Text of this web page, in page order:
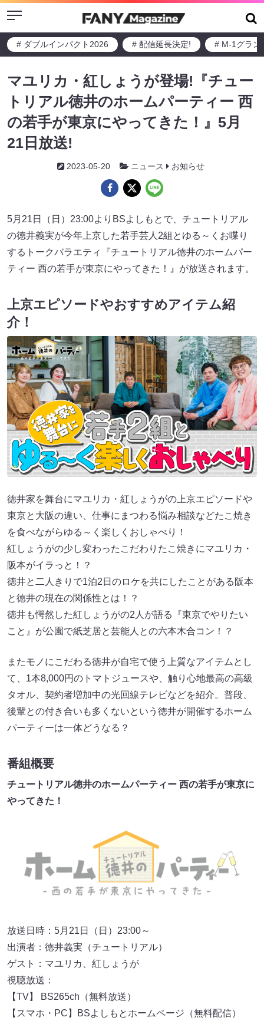
Menu
# ダブルインパクト2026 # 配信延長決定! # M-1グラン
マユリカ・紅しょうが登場!『チュー
トリアル徳井のホームパーティー 西
の若手が東京にやってきた！』5月
21日放送!
2023-05-20 ニュース お知らせ
5月21日（日）23:00よりBSよしもとで、チュートリアル
の徳井義実が今年上京した若手芸人2組とゆる～くお喋り
するトークバラエティ『チュートリアル徳井のホームパー
ティー 西の若手が東京にやってきた！』が放送されます。
上京エピソードやおすすめアイテム紹
介！
徳井家を舞台にマユリカ・紅しょうがの上京エピソードや
東京と大阪の違い、仕事にまつわる悩み相談などたこ焼き
を食べながらゆる～く楽しくおしゃべり！
紅しょうがの少し変わったこだわりたこ焼きにマユリカ・
阪本がイラっと！？
徳井と二人きりで1泊2日のロケを共にしたことがある阪本
と徳井の現在の関係性とは！？
徳井も愕然した紅しょうがの2人が語る『東京でやりたい
こと』が公園で紙芝居と芸能人との六本木合コン！？
またモノにこだわる徳井が自宅で使う上質なアイテムとし
て、1本8,000円のトマトジュースや、触り心地最高の高級
タオル、契約者増加中の光回線テレビなどを紹介。普段、
後輩との付き合いも多くないという徳井が開催するホーム
パーティーは一体どうなる？
番組概要
チュートリアル徳井のホームパーティー 西の若手が東京に
やってきた！
放送日時：5月21日（日）23:00～
出演者：徳井義実（チュートリアル）
ゲスト：マユリカ、紅しょうが
視聴放送：
【TV】 BS265ch（無料放送）
【スマホ・PC】BSよしもとホームページ（無料配信）